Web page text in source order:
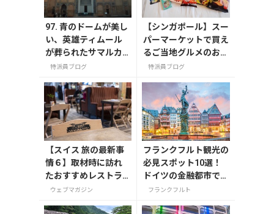
97. 青のドームが美し
い、英雄ティムール
が葬られたサマルカ
ンドのグル・アミー
特派員ブログ
【シンガポール】スー
パーマーケットで買え
るご当地グルメのお土
産
特派員ブログ
【スイス 旅の最新事
情６】取材時に訪れ
たおすすめレストラ
ン5選
ウェブマガジン
フランクフルト観光の
必見スポット10選！
ドイツの金融都市で歴
史感じる街歩き
フランクフルト